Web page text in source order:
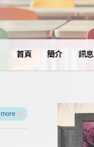
首頁 簡介 訊息
more